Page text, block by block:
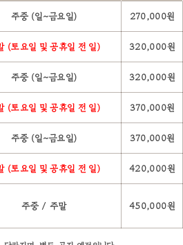
주중 (일~금요일) 270,000원
(토요일 및 공휴일 전 일) 320,000원
주중 (일~금요일) 320,000원
(토요일 및 공휴일 전 일) 370,000원
주중 (일~금요일) 370,000원
(토요일 및 공휴일 전 일) 420,000원
주중 / 주말 450,000원